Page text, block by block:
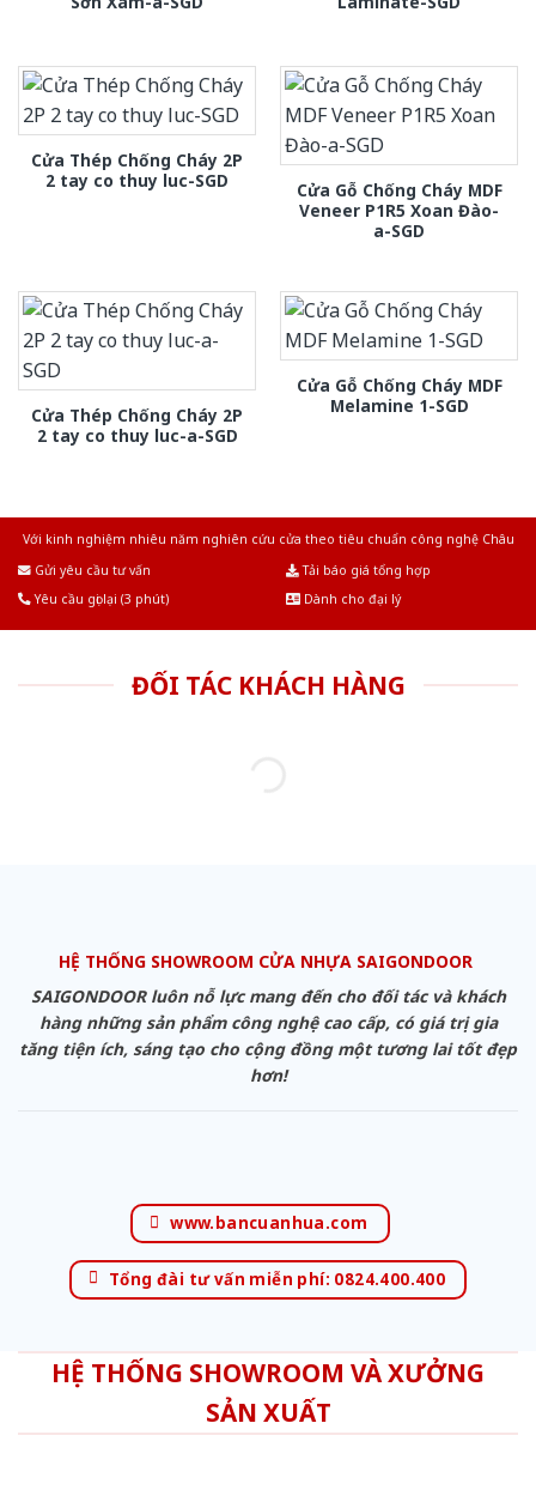
Cửa Thép Chống Cháy 2P
2 tay co thuy luc-SGD
Cửa Gỗ Chống Cháy MDF
Veneer P1R5 Xoan Đào-
a-SGD
Cửa Thép Chống Cháy 2P
2 tay co thuy luc-a-SGD
Cửa Gỗ Chống Cháy MDF
Melamine 1-SGD
Với kinh nghiệm nhiêu năm nghiên cứu cửa theo tiêu chuẩn công nghệ Châu
Gửi yêu cầu tư vấn
Tải báo giá tổng hợp
Yêu cầu gọi lại (3 phút)
Dành cho đại lý
ĐỐI TÁC KHÁCH HÀNG
HỆ THỐNG SHOWROOM CỬA NHỰA SAIGONDOOR
SAIGONDOOR luôn nỗ lực mang đến cho đối tác và khách
hàng những sản phẩm công nghệ cao cấp, có giá trị gia
tăng tiện ích, sáng tạo cho cộng đồng một tương lai tốt đẹp
hơn!
www.bancuanhua.com
Tổng đài tư vấn miễn phí: 0824.400.400
HỆ THỐNG SHOWROOM VÀ XƯỞNG
SẢN XUẤT